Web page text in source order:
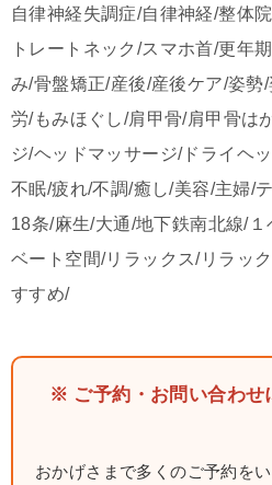
自律神経失調症/自律神経/整体
トレートネック/スマホ首/更年
み/骨盤矯正/産後/産後ケア/姿勢
労/もみほぐし/肩甲骨/肩甲骨は
ジ/ヘッドマッサージ/ドライヘ
不眠/疲れ/不調/癒し/美容/主婦/
18条/麻生/大通/地下鉄南北線/
ベート空間/リラックス/リラッ
すすめ/
※ ご予約・お問い合わ
おかげさまで多くのご予約を